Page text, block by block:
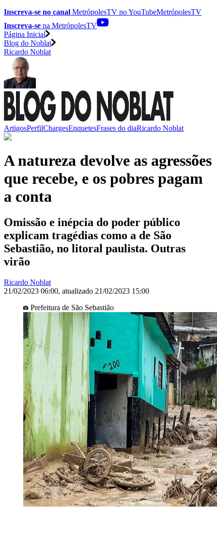
Inscreva-se no canal MetrópolesTV noYouTubeMetrópolesTV
Inscreva-se na MetrópolesTV
Página Inicial
Blog do Noblat
Ricardo Noblat
ArtigosPerfilChargesEnquetesFrases do diaRicardo Noblat
A natureza devolve as agressões
que recebe, e os pobres pagam
a conta
Omissão e inépcia do poder público
explicam tragédias como a de São
Sebastião, no litoral paulista. Outras
virão
Ricardo Noblat
21/02/2023 06:00, atualizado 21/02/2023 15:00
Prefeitura de São Sebastião